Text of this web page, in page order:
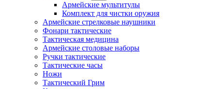
Армейские мультитулы
Комплект для чистки оружия
Армейские стрелковые наушники
Фонари тактические
Тактическая медицина
Армейские столовые наборы
Ручки тактические
Тактические часы
Ножи
Тактический Грим